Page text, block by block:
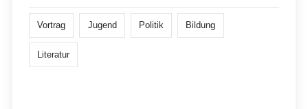
Vortrag Jugend Politik Bildung
Literatur